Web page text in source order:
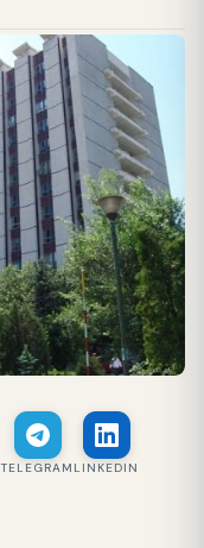
TELEGRAM LINKEDIN